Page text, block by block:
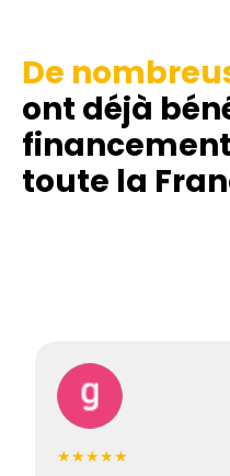
De
ont déjà
toute la
★★★★★